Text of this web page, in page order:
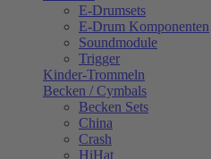
E-Drumsets
E-Drum Komponenten
Soundmodule
Trigger
Kinder-Trommeln
Becken / Cymbals
Becken Sets
China
Crash
HiHat